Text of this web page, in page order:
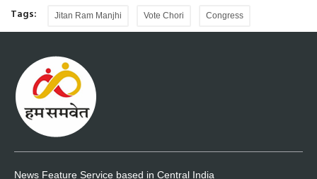
Tags: Jitan Ram Manjhi Vote Chori Congress
News Feature Service based in Central India